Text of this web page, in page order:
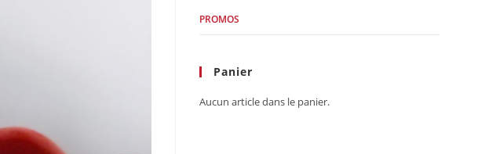
PROMOS
Panier
Aucun article dans le panier.